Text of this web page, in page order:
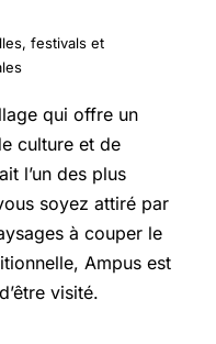
festivals et
qui offre un
culture et de
l’un des plus
soyez attiré par
à couper le
Ampus est
visité.